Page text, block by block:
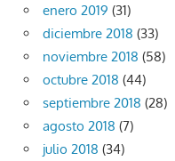
enero 2019 (31)
diciembre 2018 (33)
noviembre 2018 (58)
octubre 2018 (44)
septiembre 2018 (28)
agosto 2018 (7)
julio 2018 (34)